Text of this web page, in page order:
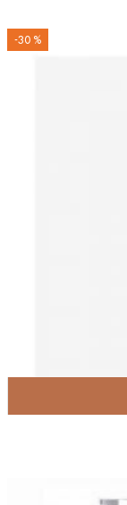
-30 %